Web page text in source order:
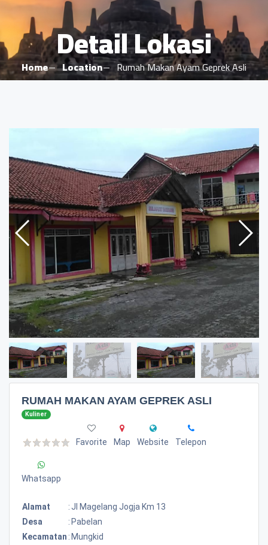
Detail Lokasi
Home Location Rumah Makan Ayam Geprek Asli
RUMAH MAKAN AYAM GEPREK ASLI
Kuliner
Favorite Map Website Telepon
Whatsapp
Alamat : Jl Magelang Jogja Km 13
Desa
: Pabelan
Kecamatan : Mungkid